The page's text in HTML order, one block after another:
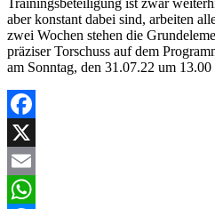
Trainingsbeteiligung ist zwar
aber konstant dabei sind, arbeiten
zwei Wochen stehen die
präziser Torschuss auf dem
am Sonntag, den 31.07.22 um
Facebook
X
Email